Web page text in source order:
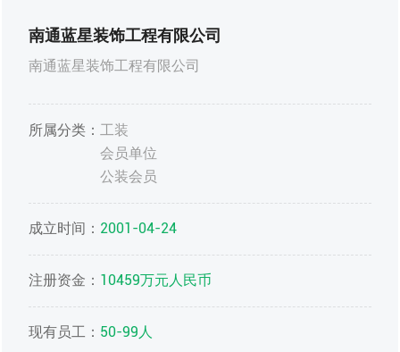
南通蓝星装饰工程有限公司
南通蓝星装饰工程有限公司
所属分类：工装
会员单位
公装会员
成立时间： 2001-04-24
注册资金： 10459万元人民币
现有员工： 50-99人